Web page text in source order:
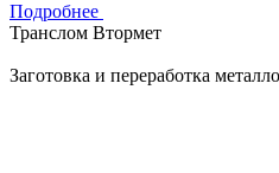
Подробнее
Транслом Втормет
Заготовка и переработка